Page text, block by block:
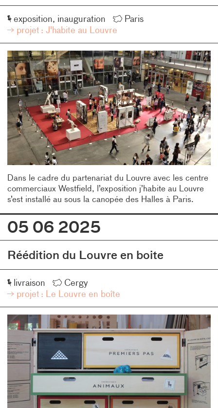
Événement
exposition inauguration Lieu
Paris
projet : J'habite au Louvre
Dans le cadre du partenariat du Louvre avec les centre
commerciaux Westfield, l’exposition j’habite au Louvre
s’est installé au sous la canopée des Halles à Paris.
05 06 2025
Réédition du Louvre en boite
Événement
livraison Lieu
Cergy
projet : Le Louvre en boîte